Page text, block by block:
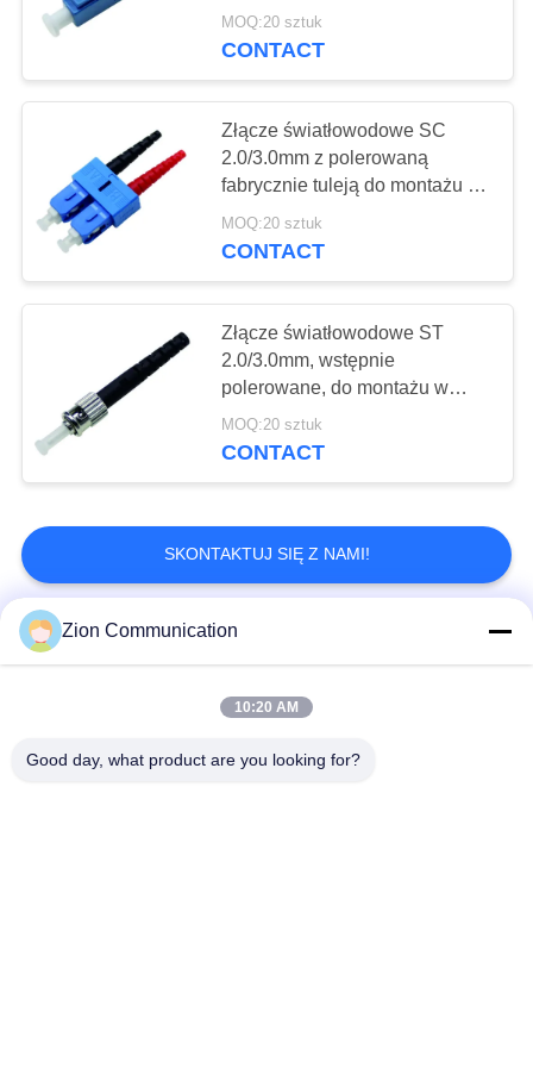
zastosowań optycznych patch
MOQ:20 sztuk
CONTACT
Złącze światłowodowe SC
2.0/3.0mm z polerowaną
fabrycznie tuleją do montażu w
terenie, dla długości fal 1310-
1550 nm
MOQ:20 sztuk
CONTACT
Złącze światłowodowe ST
2.0/3.0mm, wstępnie
polerowane, do montażu w
terenie, dla długości fal 1310-
1550nm
MOQ:20 sztuk
CONTACT
SKONTAKTUJ SIĘ Z NAMI!
popularne kategorie
Zion Communication
10:20 AM
Good day, what product are you looking for?